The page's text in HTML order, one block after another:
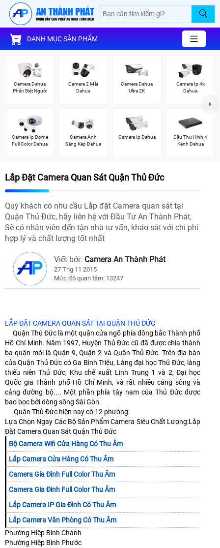
DANH MỤC SẢN PHẨM
Camera Dahua
Phân Biệt Người
Camera 2 Mắt
Dahua
Camera Dahua
Ultra 2K
Camera Ip 4k
Dahua
Camera Ip Dome
Full Color Dahua
Camera Ánh
Sáng Kép Dahua
Camera Ip Dahua
Đầu Thu Hình 4
Kênh Dahua
Lắp Đặt Camera Quan Sát Quận Thủ Đức
Quý khách có nhu cầu Lắp đặt Camera quan sát tại
Quận Thủ Đức, hãy liên hệ với Đầu Tư An Thành Phát,
Sẽ có nhân viên đến tận nhà tư vấn, khảo sát với chi phí
hợp lý và chất lượng tốt nhất
Viết bởi: Camera An Thành Phát
27 Thg 11 2015
Mức độ quan tâm: 13247
LẮP ĐẶT CAMERA QUAN SÁT TẠI QUẬN THỦ ĐỨC
Quận Thủ Đức là một quận cửa ngõ phía đông bắc Thành phố
Hồ Chí Minh. Năm 1997, Huyện Thủ Đức cũ đã được chia thành
ba quận mới là Quận 9, Quận 2 và Quận Thủ Đức. Trên địa bàn
của Quận Thủ Ðức có Ga Bình Triệu, Làng đại học Thủ Đức, làng
thiếu niên Thủ Ðức, Khu chế xuất Linh Trung 1 và 2, Đại học
Quốc gia Thành phố Hồ Chí Minh, và rất nhiều cảng sông và
cảng đường bộ.... Một phần phía tây nam của Thủ Ðức được
bao bọc bởi dòng sông Sài Gòn.
Quận Thủ Ðức hiện nay có 12 phường:
Lựa Chọn Ngay Các Bộ Sản Phẩm Camera Siêu Chất Lượng:Lắp
Đặt Camera Quan Sát Quận Thủ Đức
Bộ Camera Wifi Cửa Hàng Có Thu Âm
Lắp Camera Cửa Hàng Có Thu Âm
Camera Gia Đình Full Color Thu Âm
Camera Gia Đình Full Color Thu Âm
Lắp Camera IP Gia Đình Có Thu Âm
Lắp Camera Văn Phòng Có Thu Âm
Phường Hiệp Bình Chánh
Phường Hiệp Bình Phước